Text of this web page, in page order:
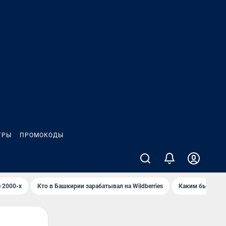
ПРОМОКОДЫ
2000-х Кто в Башкирии зарабатывал на Wildberries Каким было